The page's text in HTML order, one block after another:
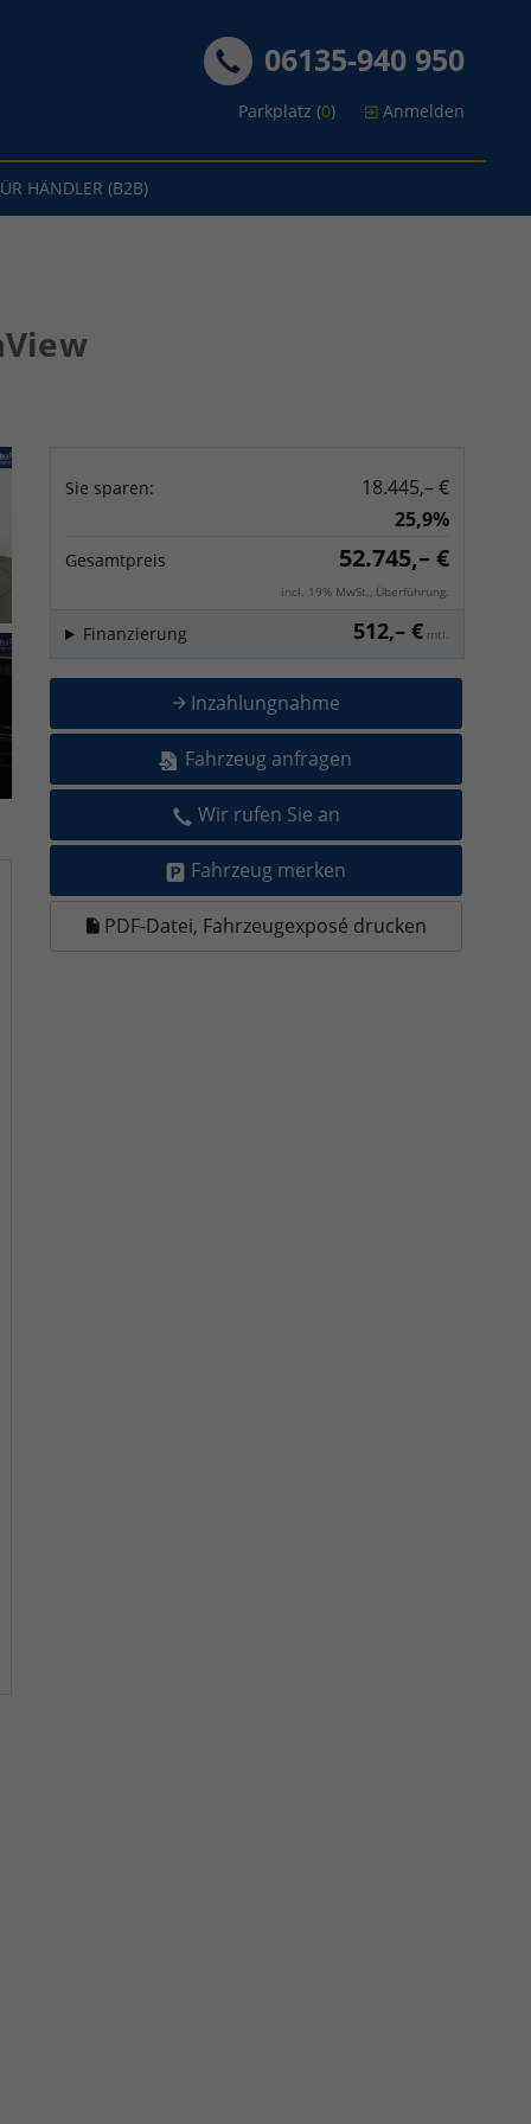
06135-940 950
Parkplatz (0) Anmelden
HÄNDLER (B2B)
Sie sparen:
18.445,– €
25,9%
Gesamtpreis 52.745,– €
incl. 19% MwSt., Überführung.
512,– € mtl.
Finanzierung
Inzahlungnahme
Fahrzeug anfragen
Wir rufen Sie an
Fahrzeug merken
PDF-Datei, Fahrzeugexposé drucken